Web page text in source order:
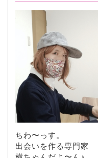
ちわ〜っす。
出会いを作る専門家